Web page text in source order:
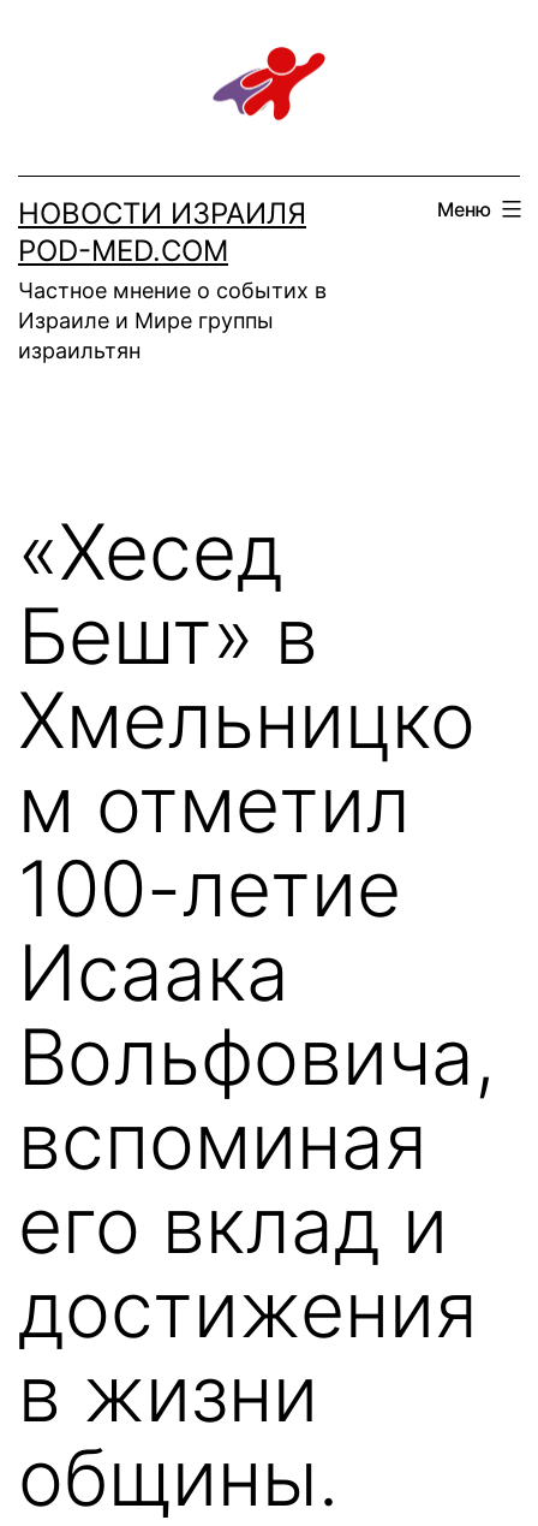
НОВОСТИ ИЗРАИЛЯ
POD-MED.COM
Частное мнение о событих в
Израиле и Мире группы
израильтян
Меню
«Хесед
Бешт» в
Хмельницко
м отметил
100-летие
Исаака
Вольфовича,
вспоминая
его вклад и
достижения
в жизни
общины.